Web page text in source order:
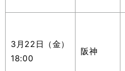
3月22日（金）
18:00
阪神